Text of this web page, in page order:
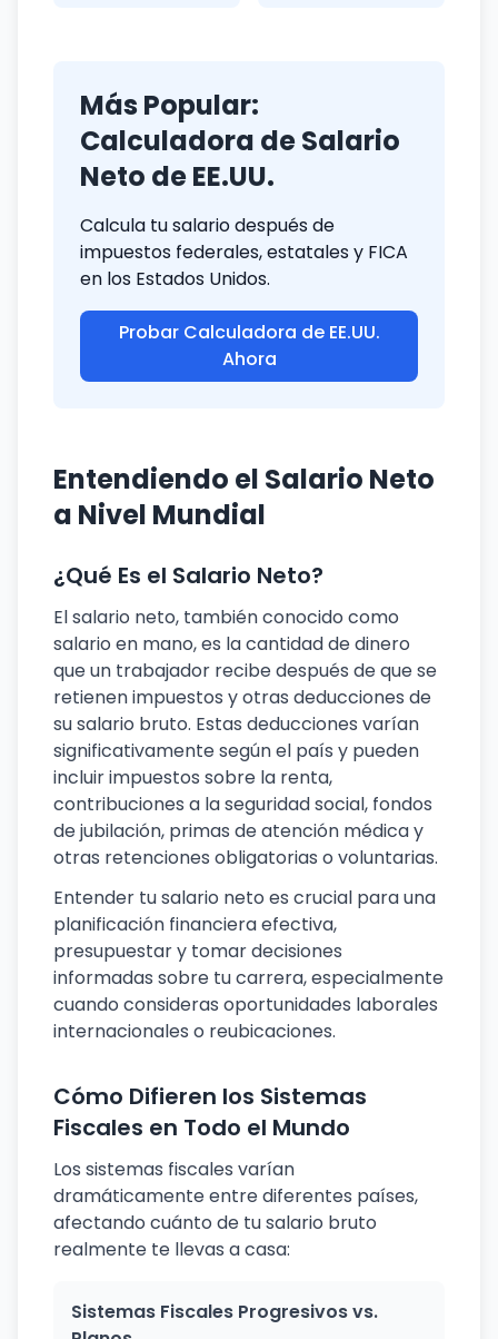
Más Popular:
Calculadora de Salario
Neto de EE.UU.
Calcula tu salario después de
impuestos federales, estatales y FICA
en los Estados Unidos.
Probar Calculadora de EE.UU.
Ahora
Entendiendo el Salario Neto
a Nivel Mundial
¿Qué Es el Salario Neto?
El salario neto, también conocido como
salario en mano, es la cantidad de dinero
que un trabajador recibe después de que se
retienen impuestos y otras deducciones de
su salario bruto. Estas deducciones varían
significativamente según el país y pueden
incluir impuestos sobre la renta,
contribuciones a la seguridad social, fondos
de jubilación, primas de atención médica y
otras retenciones obligatorias o voluntarias.
Entender tu salario neto es crucial para una
planificación financiera efectiva,
presupuestar y tomar decisiones
informadas sobre tu carrera, especialmente
cuando consideras oportunidades laborales
internacionales o reubicaciones.
Cómo Difieren los Sistemas
Fiscales en Todo el Mundo
Los sistemas fiscales varían
dramáticamente entre diferentes países,
afectando cuánto de tu salario bruto
realmente te llevas a casa:
Sistemas Fiscales Progresivos vs.